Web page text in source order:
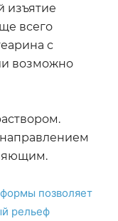
изъятие
всего
с
возможно